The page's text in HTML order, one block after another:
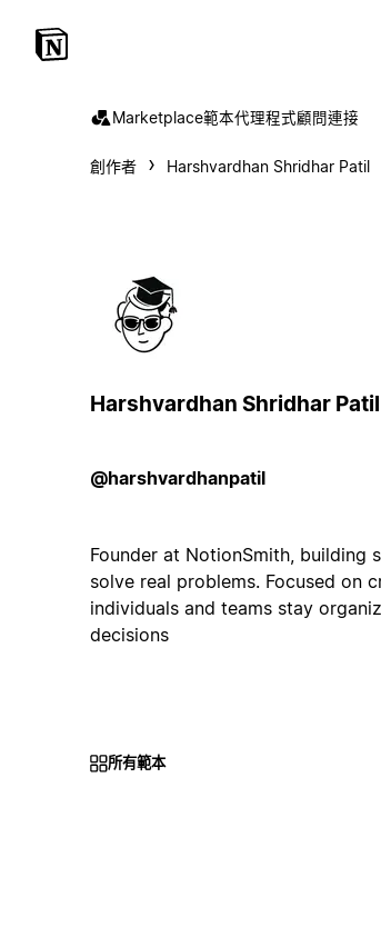
Marketplace範本代理程式顧問連接
創作者 Harshvardhan Shridhar Patil
Harshvardhan Shridhar Patil
@harshvardhanpatil
Founder at NotionSmith, building
solve real problems. Focused on
individuals and teams stay
decisions
所有範本